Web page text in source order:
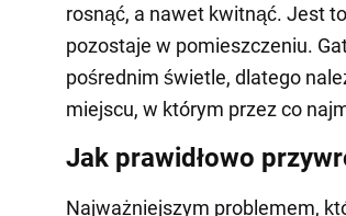
rosnąć, a nawet kwitnąć. Jest
pozostaje w pomieszczeniu.
pośrednim świetle, dlatego
miejscu, w którym przez co
Jak prawidłowo
Najważniejszym problemem,